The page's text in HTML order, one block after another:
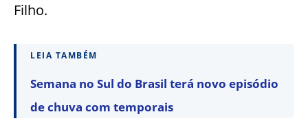
Filho.
LEIA TAMBÉM
Semana no Sul do Brasil terá novo episódio
de chuva com temporais